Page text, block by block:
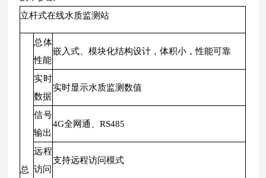
立杆式在线水质监测站
总
总体
性能
嵌入式、模块化结构设计，体积小，性能可靠
实时
数据
实时显示水质监测数值
信号
输出
4G全网通、RS485
远程
访问
支持远程访问模式